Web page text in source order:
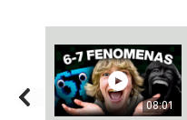
08:01